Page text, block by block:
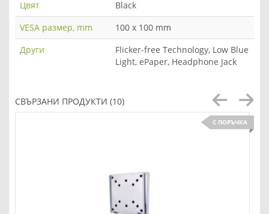
Цвят
Black
VESA размер, mm
100 x 100 mm
Други
Flicker-free Technology, Low Blue
Light, ePaper, Headphone Jack
СВЪРЗАНИ ПРОДУКТИ (10)
С ПОРЪЧКА